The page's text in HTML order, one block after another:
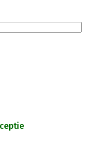
Ontbijten Bij De
Ledendag
ALV